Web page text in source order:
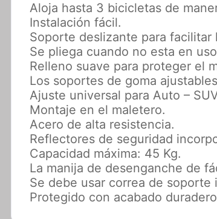
Aloja hasta 3 bicicletas de
Instalación fácil.
Soporte deslizante para facilitar
Se pliega cuando no esta en
Relleno suave para proteger el
Los soportes de goma
Ajuste universal para Auto –
Montaje en el maletero.
Acero de alta resistencia.
Reflectores de seguridad
Capacidad máxima: 45 Kg.
La manija de desenganche de
Se debe usar correa de soporte
Protegido con acabado